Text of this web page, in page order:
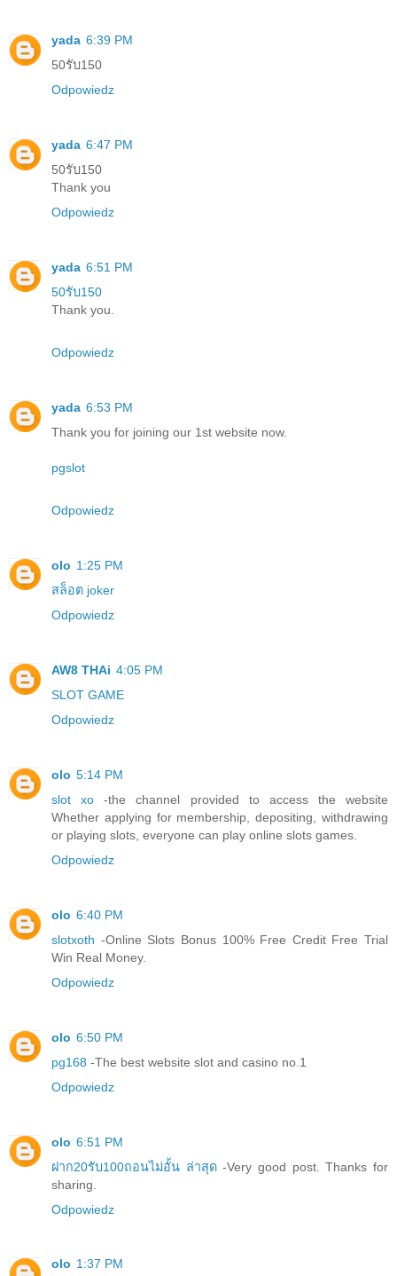
yada 6:39 PM
50รับ150
Odpowiedz
yada 6:47 PM
50รับ150
Thank you
Odpowiedz
yada 6:51 PM
50รับ150
Thank you.
Odpowiedz
yada 6:53 PM
Thank you for joining our 1st website now.
pgslot
Odpowiedz
olo 1:25 PM
สล็อต joker
Odpowiedz
AW8 THAi 4:05 PM
SLOT GAME
Odpowiedz
olo 5:14 PM
slot xo -the channel provided to access the website
Whether applying for membership, depositing, withdrawing
or playing slots, everyone can play online slots games.
Odpowiedz
olo 6:40 PM
slotxoth -Online Slots Bonus 100% Free Credit Free Trial
Win Real Money.
Odpowiedz
olo 6:50 PM
pg168 -The best website slot and casino no.1
Odpowiedz
olo 6:51 PM
ฝาก20รับ100ถอนไม่อั้น ล่าสุด-Very good post. Thanks for
sharing.
Odpowiedz
olo 1:37 PM